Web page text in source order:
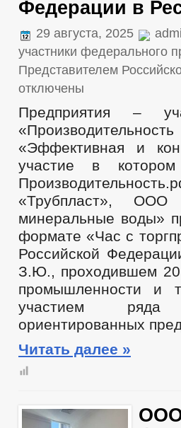
Федерации в
29 августа, 2025
участники федерального
Представителем
отключены
Предприятия –
«Эффективная и
участие в
«Трубпласт»,
минеральные воды»
формате «Час с
Российской
З.Ю., проходившем 20
промышленности и
участием ряда
ориентированных
Читать далее »
ООО